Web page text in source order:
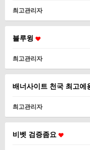
최고관리자
블루윙
최고관리자
배너사이트 천국 최고에
최고관리자
비벳 검증좀요